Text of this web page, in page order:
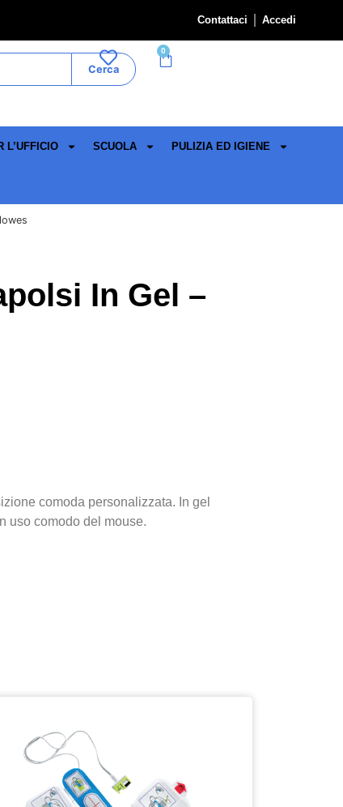
Contattaci Accedi
Cerca
0
L’UFFICIO SCUOLA PULIZIA ED IGIENE
In Gel –
comoda personalizzata. In gel
uso comodo del mouse.